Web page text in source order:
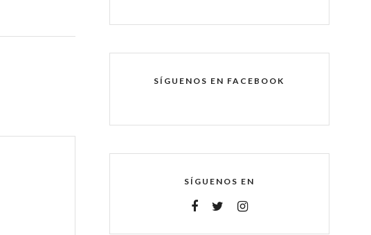
SÍGUENOS EN FACEBOOK
SÍGUENOS EN